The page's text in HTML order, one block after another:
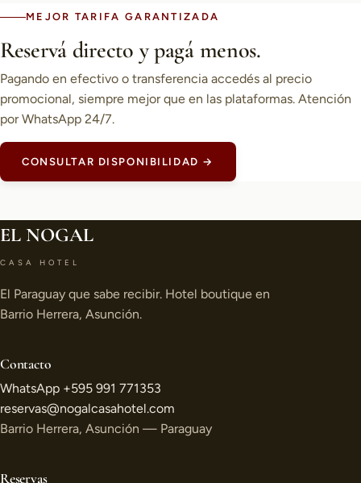
MEJOR TARIFA GARANTIZADA
Reservá directo y pagá menos.
Pagando en efectivo o transferencia accedés al precio
promocional, siempre mejor que en las plataformas. Atención
por WhatsApp 24/7.
CONSULTAR DISPONIBILIDAD →
EL NOGAL
CASA HOTEL
El Paraguay que sabe recibir. Hotel boutique en
Barrio Herrera, Asunción.
Contacto
WhatsApp +595 991 771353
reservas@nogalcasahotel.com
Barrio Herrera, Asunción — Paraguay
Reservas